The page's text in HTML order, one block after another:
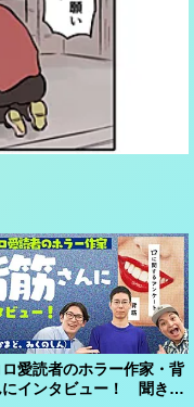
愛読者のホラー作家・背
にインタビュー！ 聞き手